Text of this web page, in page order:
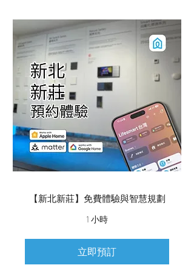
【新北新莊】免費體驗與智慧規劃
1 小時
立即預訂